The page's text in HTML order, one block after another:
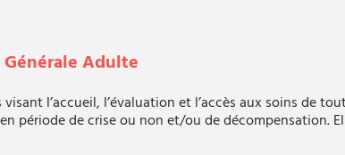
Adulte
l’accueil, l’évaluation et l’accès aux soins de
période de crise ou non et/ou de décompensation.